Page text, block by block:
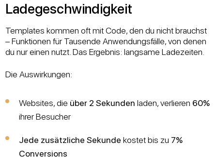
Ladegeschwindigkeit
Templates kommen oft mit Code, den du nicht brauchst
– Funktionen für Tausende Anwendungsfälle, von denen
du nur einen nutzt. Das Ergebnis: langsame Ladezeiten.
Die Auswirkungen:
Websites, die über 2 Sekunden laden, verlieren 60%
ihrer Besucher
Jede zusätzliche Sekunde kostet bis zu 7%
Conversions